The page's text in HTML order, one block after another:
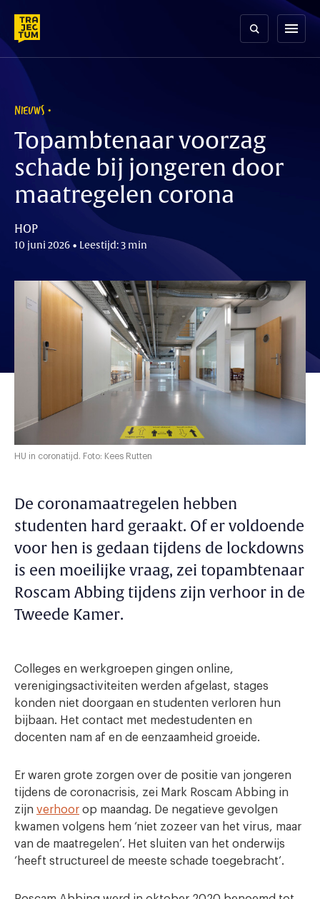
content
menu
NIEUWS
Topambtenaar voorzag
schade bij jongeren door
maatregelen corona
HOP
10 juni 2026 • Leestijd: 3 min
HU in coronatijd. Foto: Kees Rutten
De coronamaatregelen hebben
studenten hard geraakt. Of er voldoende
voor hen is gedaan tijdens de lockdowns
is een moeilijke vraag, zei topambtenaar
Roscam Abbing tijdens zijn verhoor in de
Tweede Kamer.
Colleges en werkgroepen gingen online,
verenigingsactiviteiten werden afgelast, stages
konden niet doorgaan en studenten verloren hun
bijbaan. Het contact met medestudenten en
docenten nam af en de eenzaamheid groeide.
Er waren grote zorgen over de positie van jongeren
tijdens de coronacrisis, zei Mark Roscam Abbing in
zijn verhoor op maandag. De negatieve gevolgen
kwamen volgens hem ‘niet zozeer van het virus, maar
van de maatregelen’. Het sluiten van het onderwijs
‘heeft structureel de meeste schade toegebracht’.